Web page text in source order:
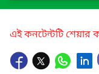
এই কনটেন্টটি শেয়ার